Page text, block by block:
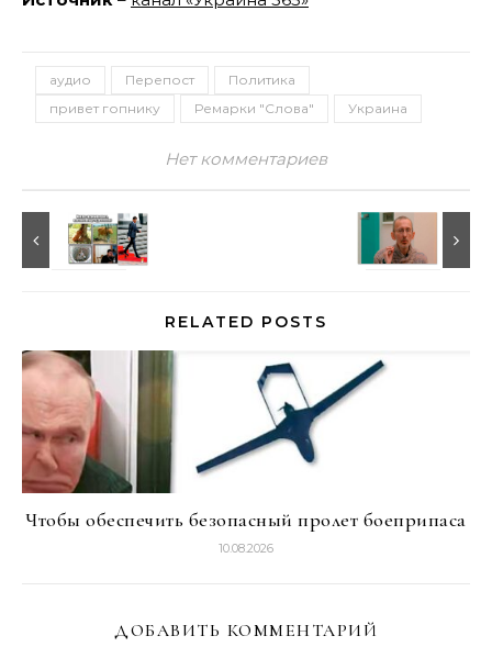
аудио Перепост
Политика
привет гопнику
Ремарки "Слова" Украина
Нет комментариев
RELATED POSTS
Чтобы обеспечить безопасный пролет боеприпаса
10.08.2026
ДОБАВИТЬ КОММЕНТАРИЙ